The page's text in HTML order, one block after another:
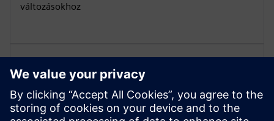
változásokhoz
A MAG támogatása
Ügyfélszolgálati csomag kérdésekhez,
hibaelhárításhoz és képzéshez gyors és alapos